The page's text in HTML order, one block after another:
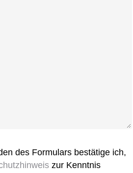
des Formulars bestätige ich,
zur Kenntnis